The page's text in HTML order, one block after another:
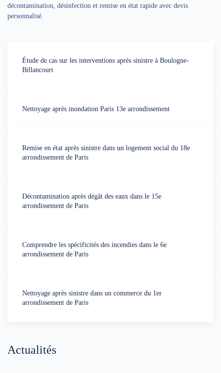
décontamination, désinfection et remise en état rapide avec devis
personnalisé.
Étude de cas sur les interventions après sinistre à Boulogne-
Billancourt
Nettoyage après inondation Paris 13e arrondissement
Remise en état après sinistre dans un logement social du 18e
arrondissement de Paris
Décontamination après dégât des eaux dans le 15e
arrondissement de Paris
Comprendre les spécificités des incendies dans le 6e
arrondissement de Paris
Nettoyage après sinistre dans un commerce du 1er
arrondissement de Paris
Actualités